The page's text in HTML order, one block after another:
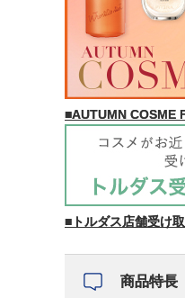
■AUTUMN COSME
■トルダス店舗受け
商品特長